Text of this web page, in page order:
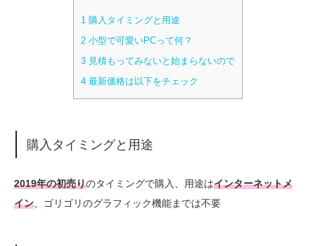
1購入タイミングと用途
2小型で可愛いPCって何？
3見積もってみないと始まらないので
4最新価格は以下をチェック
購入タイミングと用途
2019年の初売りのタイミングで購入、用途はインターネットメ
イン 、ゴリゴリのグラフィック機能までは不要